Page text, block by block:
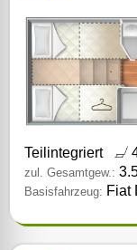
Teilintegriert
zul. Gesamtgew.:
Basisfahrzeug: Fiat